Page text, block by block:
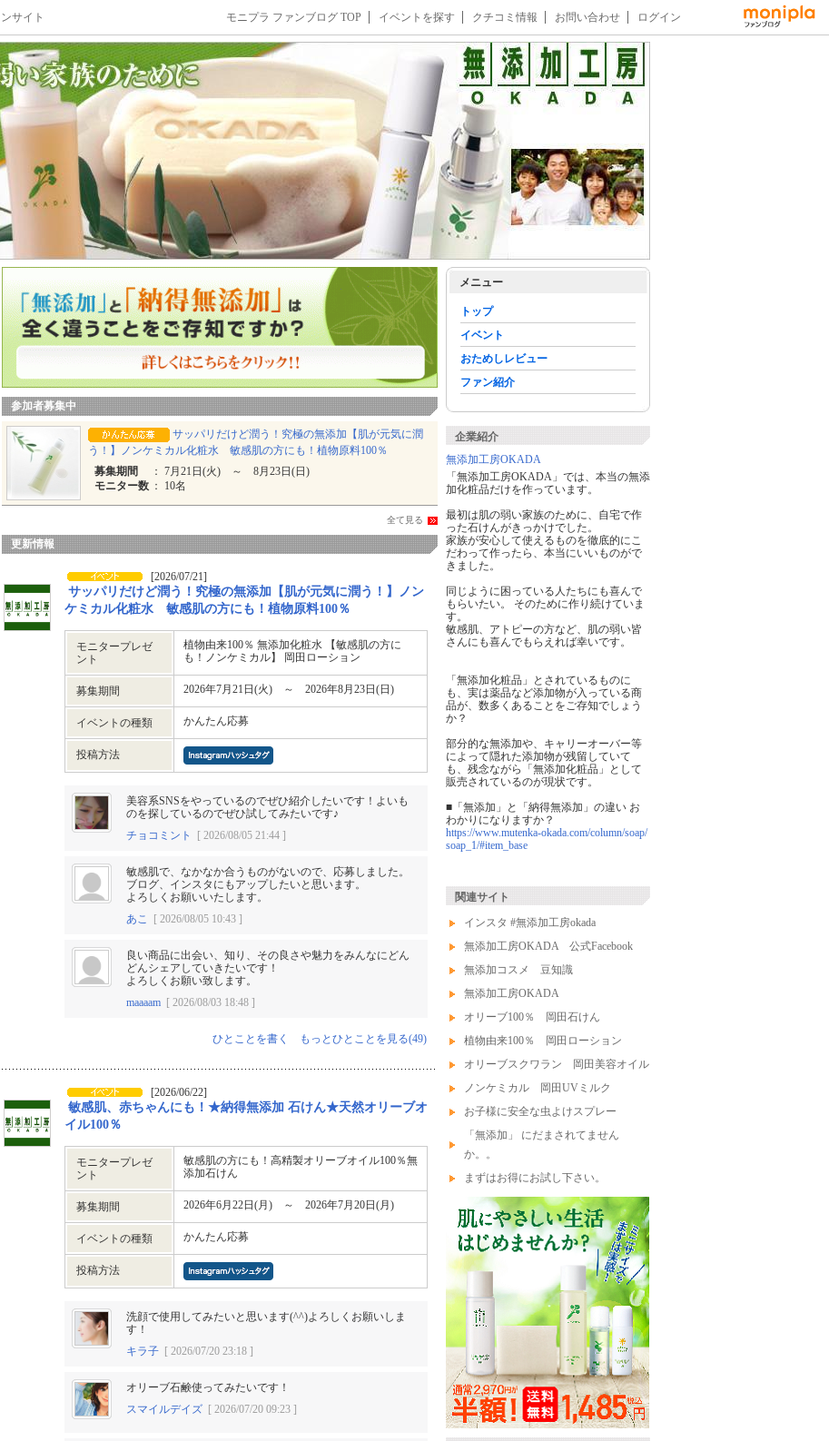
サイト モニプラ ファンブログ TOP イベントを探す クチコミ情報 お問い合わせ ログイン
参加者募集中
サッパリだけど潤う！究極の無添加【肌が元気に潤
う！】ノンケミカル化粧水 敏感肌の方にも！植物原料100％
募集期間
： 7月21日(火) ～ 8月23日(日)
モニター数 ： 10名
全て見る
更新情報
[2026/07/21]
サッパリだけど潤う！究極の無添加【肌が元気に潤う！】ノン
ケミカル化粧水 敏感肌の方にも！植物原料100％
モニタープレゼ
ント
植物由来100％ 無添加化粧水 【敏感肌の方に
も！ノンケミカル】 岡田ローション
募集期間 2026年7月21日(火) ～ 2026年8月23日(日)
イベントの種類 かんたん応募
投稿方法
美容系SNSをやっているのでぜひ紹介したいです！よいも
のを探しているのでぜひ試してみたいです♪
チョコミント
[ 2026/08/05 21:44 ]
敏感肌で、なかなか合うものがないので、応募しました。
ブログ、インスタにもアップしたいと思います。
よろしくお願いいたします。
あこ
[ 2026/08/05 10:43 ]
良い商品に出会い、知り、その良さや魅力をみんなにどん
どんシェアしていきたいです！
よろしくお願い致します。
maaaam [ 2026/08/03 18:48 ]
ひとことを書く もっとひとことを見る(49)
[2026/06/22]
敏感肌、赤ちゃんにも！★納得無添加 石けん★天然オリーブオ
イル100％
モニタープレゼ
ント
敏感肌の方にも！高精製オリーブオイル100％無
添加石けん
募集期間 2026年6月22日(月) ～ 2026年7月20日(月)
イベントの種類 かんたん応募
投稿方法
洗顔で使用してみたいと思います(^^)よろしくお願いしま
す！
キラ子 [ 2026/07/20 23:18 ]
オリーブ石鹸使ってみたいです！
スマイルデイズ [ 2026/07/20 09:23 ]
メニュー
トップ
イベント
おためしレビュー
ファン紹介
企業紹介
無添加工房OKADA
「無添加工房OKADA」では、本当の無添
加化粧品だけを作っています。
最初は肌の弱い家族のために、自宅で作
った石けんがきっかけでした。
家族が安心して使えるものを徹底的にこ
だわって作ったら、本当にいいものがで
きました。
同じように困っている人たちにも喜んで
もらいたい。 そのために作り続けていま
す。
敏感肌、アトピーの方など、肌の弱い皆
さんにも喜んでもらえれば幸いです。
「無添加化粧品」とされているものに
も、実は薬品など添加物が入っている商
品が、数多くあることをご存知でしょう
か？
部分的な無添加や、キャリーオーバー等
によって隠れた添加物が残留していて
も、残念ながら「無添加化粧品」として
販売されているのが現状です。
■「無添加」と「納得無添加」の違い お
わかりになりますか？
https://www.mutenka-okada.com/column/soap/
soap_1/#item_base
関連サイト
インスタ #無添加工房okada
無添加工房OKADA 公式Facebook
無添加コスメ 豆知識
無添加工房OKADA
オリーブ100％ 岡田石けん
植物由来100％ 岡田ローション
オリーブスクワラン 岡田美容オイル
ノンケミカル 岡田UVミルク
お子様に安全な虫よけスプレー
「無添加」 にだまされてません
か。。
まずはお得にお試し下さい。